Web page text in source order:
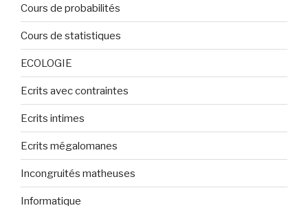
Cours de probabilités
Cours de statistiques
ECOLOGIE
Ecrits avec contraintes
Ecrits intimes
Ecrits mégalomanes
Incongruités matheuses
Informatique